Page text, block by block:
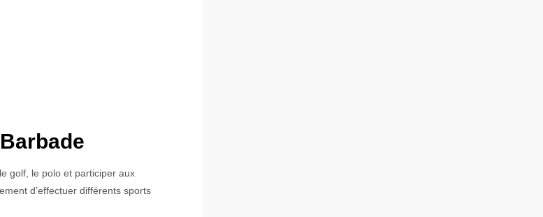
golf, le polo et participer aux
d’effectuer différents sports